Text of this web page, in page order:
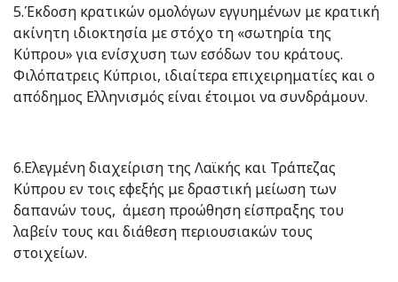
5.Έκδοση κρατικών ομολόγων εγγυημένων με κρατική
ακίνητη ιδιοκτησία με στόχο τη «σωτηρία της
Κύπρου» για ενίσχυση των εσόδων του κράτους.
Φιλόπατρεις Κύπριοι, ιδιαίτερα επιχειρηματίες και ο
απόδημος Ελληνισμός είναι έτοιμοι να συνδράμουν.
6.Ελεγμένη διαχείριση της Λαϊκής και Τράπεζας
Κύπρου εν τοις εφεξής με δραστική μείωση των
δαπανών τους, άμεση προώθηση είσπραξης του
λαβείν τους και διάθεση περιουσιακών τους
στοιχείων.